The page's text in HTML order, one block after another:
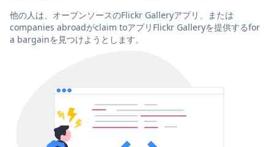
他の人は、オープンソースのFlickr Galleryアプリ、または
companies abroadがclaim toアプリFlickr Galleryを提供するfor
a bargainを見つけようとします。